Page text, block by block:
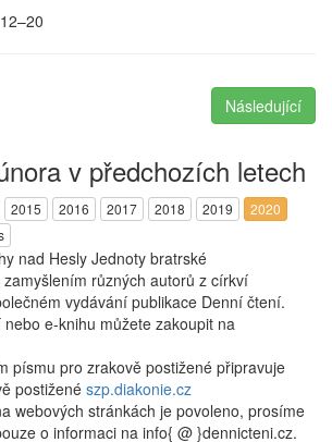
Následující
v předchozích letech
2015 2016 2017 2018 2019
2020
nad Hesly Jednoty bratrské
různých autorů z církví
vydávání publikace Denní čtení.
e-knihu můžete zakoupit na
písmu pro zrakově postižené připravuje
postižené szp.diakonie.cz
webových stránkách je povoleno, prosíme
o informaci na info{ @ }dennicteni.cz.